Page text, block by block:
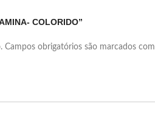
COLORIDO”
Campos obrigatórios são marcados com